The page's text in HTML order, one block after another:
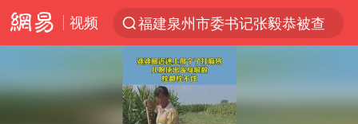
视频
福建泉州市委书记张毅恭被查
台风白海豚已进入24小时警戒线